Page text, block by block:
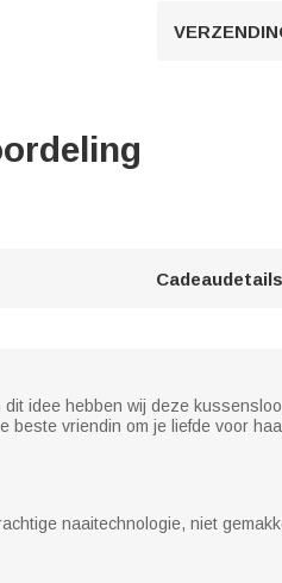
Cadeaudetails
idee hebben wij deze
vriendin om je liefde voor
naaitechnologie, niet